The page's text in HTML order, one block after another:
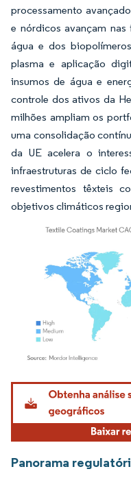
processamento
e nórdicos avançam
água e dos
plasma e aplicação
insumos de água e
controle dos ativos da
milhões ampliam os
uma consolidação
da UE acelera o
infraestruturas de ciclo
revestimentos têxteis
objetivos climáticos
Imagem © Mordor Intelligence.
Panorama